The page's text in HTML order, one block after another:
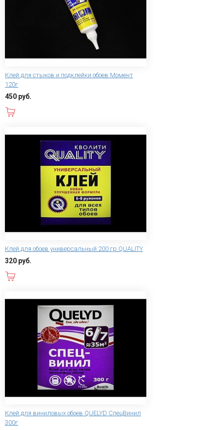
Клей для стыков и подклейки обоев Момент
120г
450 руб.
Клей для обоев универсальный 200 гр QUALITY
320 руб.
Клей для виниловых обоев QUELYD СпецВинил
300г